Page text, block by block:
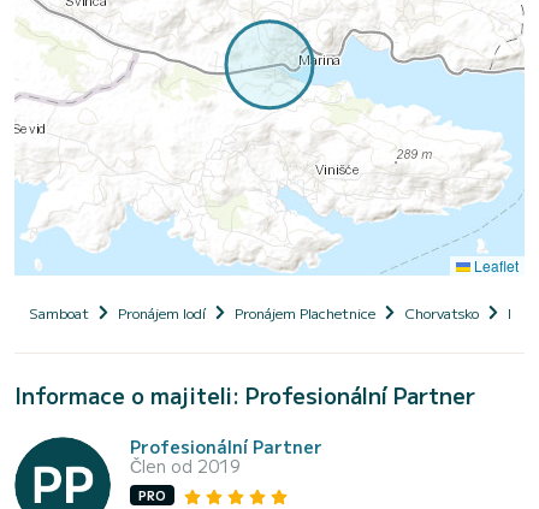
Leaflet
Samboat Pronájem lodí Pronájem Plachetnice Chorvatsko
Informace o majiteli: Profesionální Partner
Profesionální Partner
Člen od 2019
PRO